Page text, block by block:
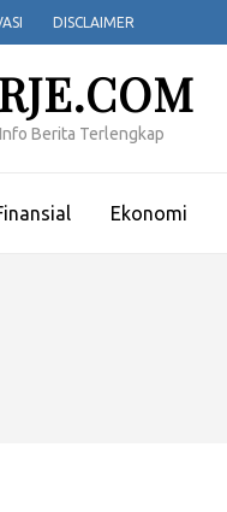
DISCLAIMER
Berita Terlengkap
Ekonomi